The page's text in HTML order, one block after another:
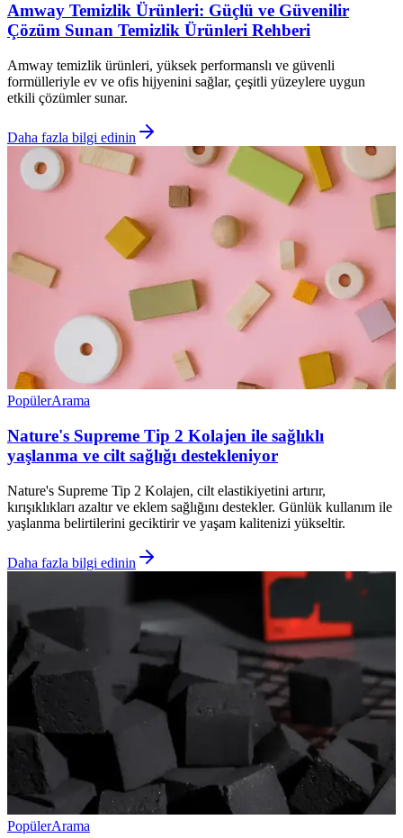
Amway Temizlik Ürünleri: Güçlü ve Güvenilir
Çözüm Sunan Temizlik Ürünleri Rehberi
Amway temizlik ürünleri, yüksek performanslı ve güvenli
formülleriyle ev ve ofis hijyenini sağlar, çeşitli yüzeylere uygun
etkili çözümler sunar.
Daha fazla bilgi edinin
PopülerArama
Nature's Supreme Tip 2 Kolajen ile sağlıklı
yaşlanma ve cilt sağlığı destekleniyor
Nature's Supreme Tip 2 Kolajen, cilt elastikiyetini artırır,
kırışıklıkları azaltır ve eklem sağlığını destekler. Günlük kullanım ile
yaşlanma belirtilerini geciktirir ve yaşam kalitenizi yükseltir.
Daha fazla bilgi edinin
PopülerArama